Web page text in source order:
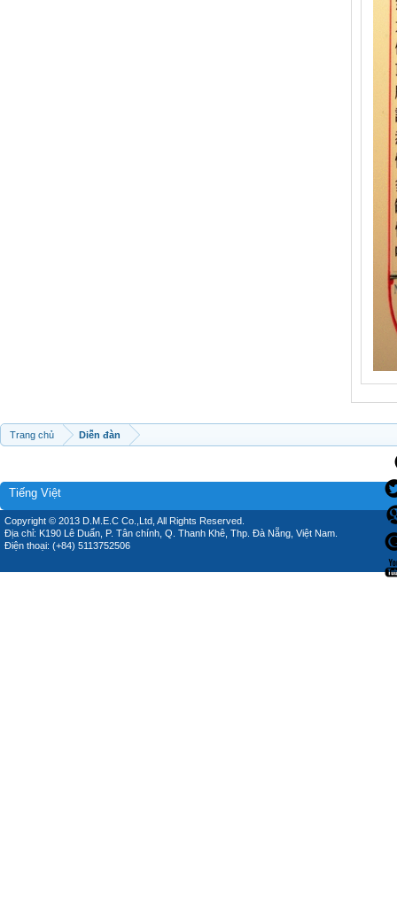
Trang chủ Diễn đàn
Tiếng Việt
Copyright © 2013 D.M.E.C Co.,Ltd, All Rights Reserved.
Địa chỉ: K190 Lê Duẩn, P. Tân chính, Q. Thanh Khê, Thp. Đà Nẵng, Việt Nam.
Điện thoại: (+84) 5113752506